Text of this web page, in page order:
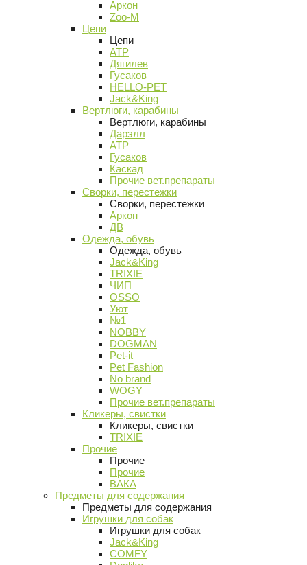
Аркон
Zoo-M
Цепи
Цепи
АТР
Дягилев
Гусаков
HELLO-PET
Jack&King
Вертлюги, карабины
Вертлюги, карабины
Дарэлл
АТР
Гусаков
Каскад
Прочие вет.препараты
Сворки, перестежки
Сворки, перестежки
Аркон
ДВ
Одежда, обувь
Одежда, обувь
Jack&King
TRIXIE
ЧИП
OSSO
Уют
№1
NOBBY
DOGMAN
Pet-it
Pet Fashion
No brand
WOGY
Прочие вет.препараты
Кликеры, свистки
Кликеры, свистки
TRIXIE
Прочие
Прочие
Прочие
ВАКА
Предметы для содержания
Предметы для содержания
Игрушки для собак
Игрушки для собак
Jack&King
COMFY